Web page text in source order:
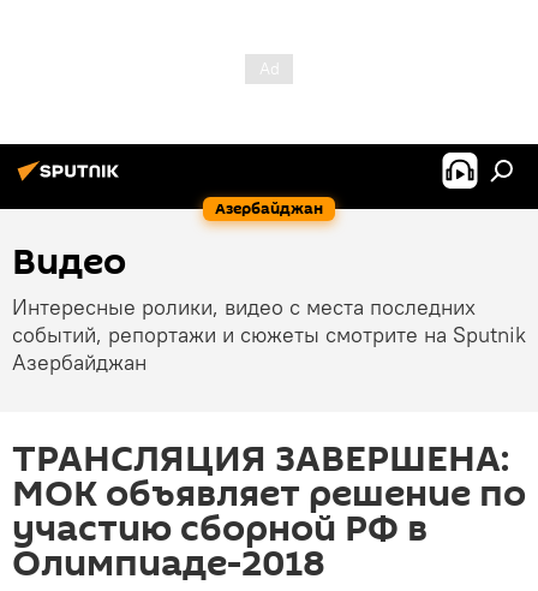
Азербайджан
Видео
Интересные ролики, видео с места последних
событий, репортажи и сюжеты смотрите на Sputnik
Азербайджан
ТРАНСЛЯЦИЯ ЗАВЕРШЕНА:
МОК объявляет решение по
участию сборной РФ в
Олимпиаде-2018